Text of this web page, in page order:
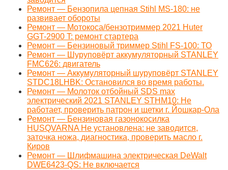
Ремонт — Бензопила цепная Stihl MS-180: не
развивает обороты
Ремонт — Мотокоса/бензотриммер 2021 Huter
GGT-2900 T: ремонт стартера
Ремонт — Бензиновый триммер Stihl FS-100: ТО
Ремонт — Шуруповёрт аккумуляторный STANLEY
FMC626: двигатель
Ремонт — Аккумуляторный шуруповёрт STANLEY
STDC18LHBK: Остановился во время работы.
Ремонт — Молоток отбойный SDS max
электрический 2021 STANLEY STHM10: Не
работает, проверить патрон и щетки г. Йошкар-Ола
Ремонт — Бензиновая газонокосилка
HUSQVARNA Не установлена: не заводится,
заточка ножа, диагностика, проверить масло г.
Киров
Ремонт — Шлифмашина электрическая DeWalt
DWE6423-QS: Не включается